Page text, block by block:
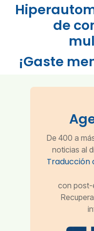
de
¡Gaste
De 400 a
noticias al
Traducción
con post-